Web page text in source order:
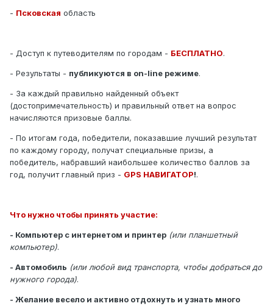
- Псковская область
- Доступ к путеводителям по городам - БЕСПЛАТНО.
- Результаты - публикуются в on-line режиме.
- За каждый правильно найденный объект
(достопримечательность) и правильный ответ на вопрос
начисляются призовые баллы.
- По итогам года, победители, показавшие лучший результат
по каждому городу, получат специальные призы, а
победитель, набравший наибольшее количество баллов за
год, получит главный приз - GPS НАВИГАТОР!.
Что нужно чтобы принять участие:
- Компьютер с интернетом и принтер (или планшетный
компьютер).
- Автомобиль (или любой вид транспорта, чтобы добраться до
нужного города).
- Желание весело и активно отдохнуть и узнать много